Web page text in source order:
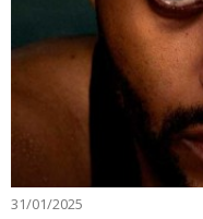
31/01/2025